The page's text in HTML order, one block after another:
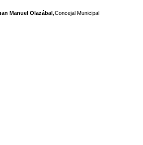
Manuel Olazábal,Concejal Municipal